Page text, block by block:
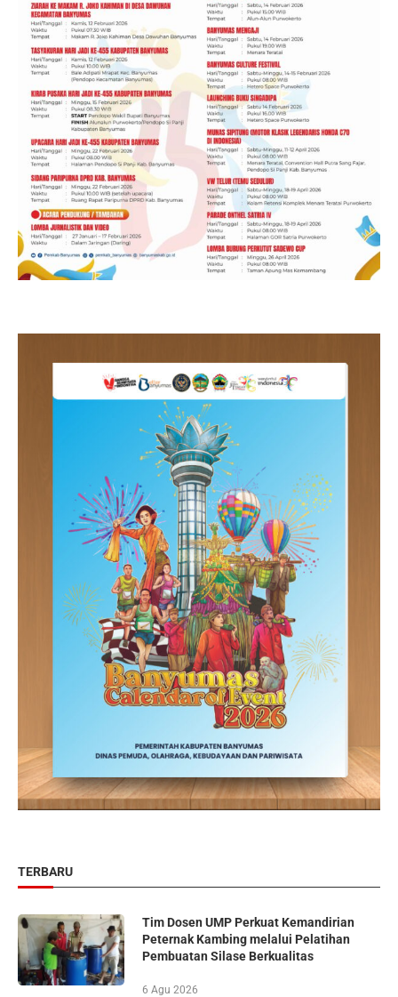
TERBARU
Tim Dosen UMP Perkuat Kemandirian
Peternak Kambing melalui Pelatihan
Pembuatan Silase Berkualitas
6 Agu 2026